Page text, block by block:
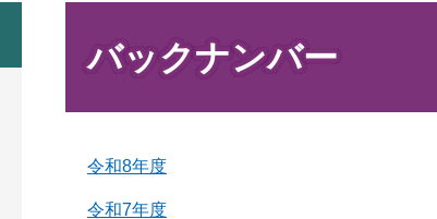
バックナンバー
令和8年度
令和7年度